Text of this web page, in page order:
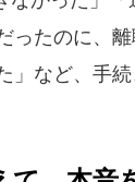
ったのに、
」など、手